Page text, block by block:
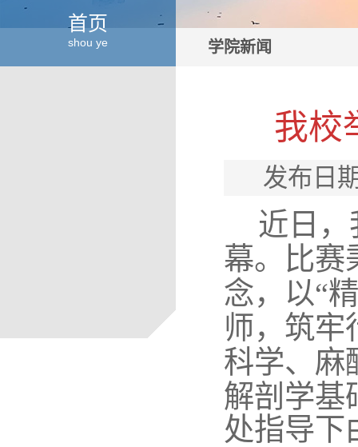
首页
shou ye 学院新闻
我校
发布日
近日
幕。比赛
念，以“
师，筑牢
科学、麻
解剖学基
处指导下